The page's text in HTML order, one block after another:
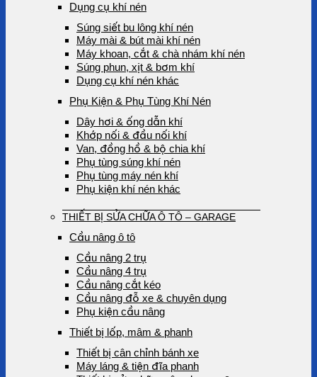
Dụng cụ khí nén
Súng siết bu lông khí nén
Máy mài & bút mài khí nén
Máy khoan, cắt & chà nhám khí nén
Súng phun, xịt & bơm khí
Dụng cụ khí nén khác
Phụ Kiện & Phụ Tùng Khí Nén
Dây hơi & ống dẫn khí
Khớp nối & đầu nối khí
Van, đồng hồ & bộ chia khí
Phụ tùng súng khí nén
Phụ tùng máy nén khí
Phụ kiện khí nén khác
THIẾT BỊ SỬA CHỮA Ô TÔ – GARAGE
Cầu nâng ô tô
Cầu nâng 2 trụ
Cầu nâng 4 trụ
Cầu nâng cắt kéo
Cầu nâng đỗ xe & chuyên dụng
Phụ kiện cầu nâng
Thiết bị lốp, mâm & phanh
Thiết bị cân chỉnh bánh xe
Máy láng & tiện đĩa phanh